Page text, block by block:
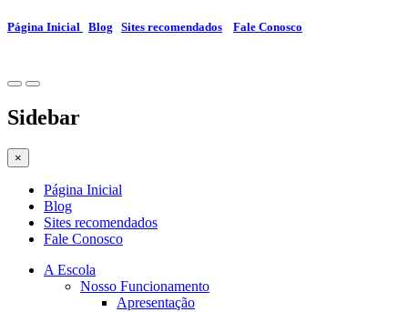
Página Inicial Blog Sites recomendados Fale Conosco
Sidebar
×
Página Inicial
Blog
Sites recomendados
Fale Conosco
A Escola
Nosso Funcionamento
Apresentação